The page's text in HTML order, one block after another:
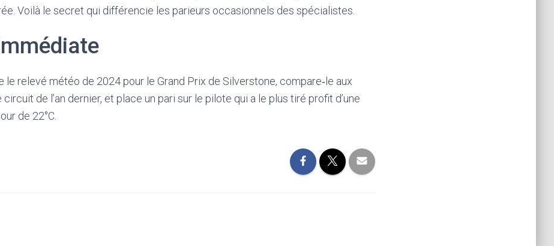
Voilà le secret qui différencie les parieurs occasionnels des spécialistes.
le relevé météo de 2024 pour le Grand Prix de Silverstone, compare‑le aux
de l’an dernier, et place un pari sur le pilote qui a le plus tiré profit d’une
de 22°C.